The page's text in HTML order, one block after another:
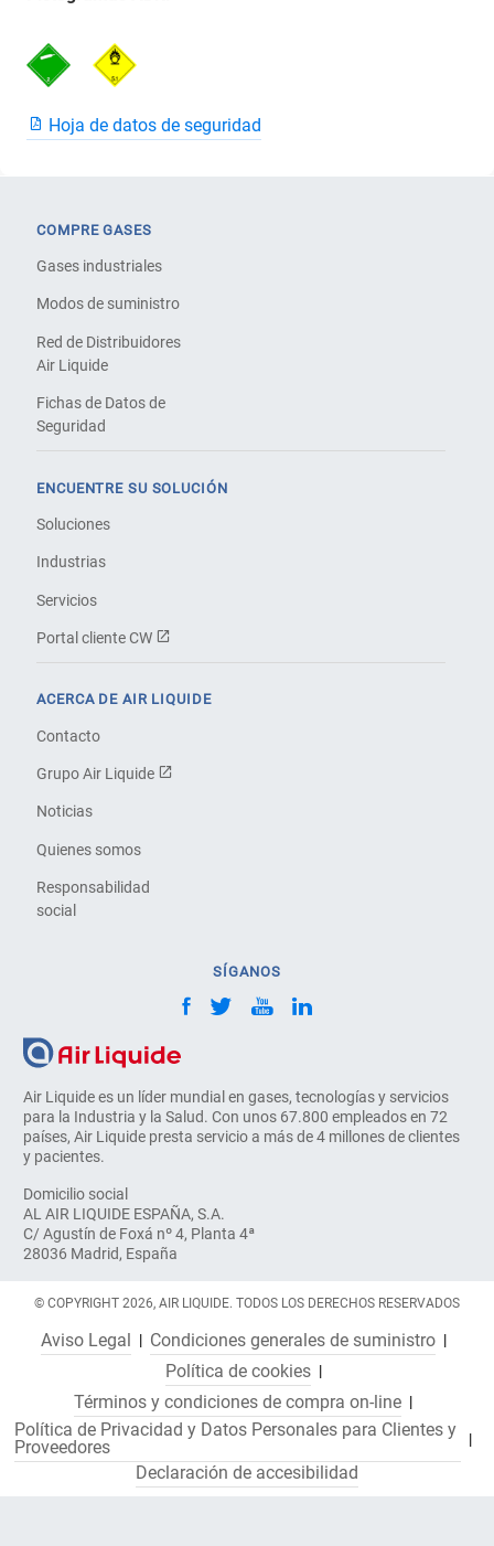
Hoja de datos de seguridad
Air Liquide es un líder mundial en gases, tecnologías y servicios
para la Industria y la Salud. Con unos 67.800 empleados en 72
países, Air Liquide presta servicio a más de 4 millones de clientes
y pacientes.
Domicilio social
AL AIR LIQUIDE ESPAÑA, S.A.
C/ Agustín de Foxá nº 4, Planta 4ª
28036 Madrid, España
COMPRE GASES
Gases industriales
Modos de suministro
Red de Distribuidores
Air Liquide
Fichas de Datos de
Seguridad
ENCUENTRE SU SOLUCIÓN
Soluciones
Industrias
Servicios
Portal cliente CW
ACERCA DE AIR LIQUIDE
Contacto
Grupo Air Liquide
Noticias
Quienes somos
Responsabilidad
social
SÍGANOS
© COPYRIGHT 2026, AIR LIQUIDE. TODOS LOS DERECHOS RESERVADOS
Aviso Legal
Condiciones generales de suministro
Política de cookies
Términos y condiciones de compra on-line
Política de Privacidad y Datos Personales para Clientes y
Proveedores
Declaración de accesibilidad